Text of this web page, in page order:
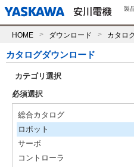
製
HOME ダウンロード カタロ
カタログダウンロード
カテゴリ選択
必須選択
総合カタログ
ロボット
サーボ
コントローラ